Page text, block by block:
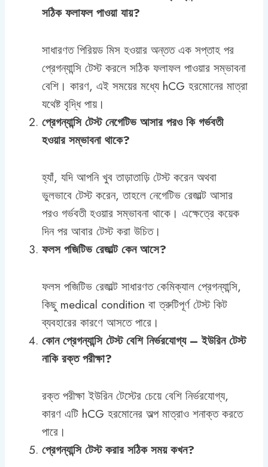
সঠিক ফলাফল পাওয়া যায়?
সাধারণত পিরিয়ড মিস হওয়ার অন্তত এক সপ্তাহ পর
প্রেগন্যান্সি টেস্ট করলে সঠিক ফলাফল পাওয়ার সম্ভাবনা
বেশি। কারণ, এই সময়ের মধ্যে hCG হরমোনের মাত্রা
যথেষ্ট বৃদ্ধি পায়।
প্রেগন্যান্সি টেস্ট নেগেটিভ আসার পরও কি গর্ভবতী
হওয়ার সম্ভাবনা থাকে?
হ্যাঁ, যদি আপনি খুব তাড়াতাড়ি টেস্ট করেন অথবা
ভুলভাবে টেস্ট করেন, তাহলে নেগেটিভ রেজাল্ট আসার
পরও গর্ভবতী হওয়ার সম্ভাবনা থাকে। এক্ষেত্রে কয়েক
দিন পর আবার টেস্ট করা উচিত।
ফলস পজিটিভ রেজাল্ট কেন আসে?
ফলস পজিটিভ রেজাল্ট সাধারণত কেমিক্যাল প্রেগন্যান্সি,
কিছু medical condition বা ত্রুটিপূর্ণ টেস্ট কিট
ব্যবহারের কারণে আসতে পারে।
কোন প্রেগন্যান্সি টেস্ট বেশি নির্ভরযোগ্য – ইউরিন টেস্ট
নাকি রক্ত পরীক্ষা?
রক্ত পরীক্ষা ইউরিন টেস্টের চেয়ে বেশি নির্ভরযোগ্য,
কারণ এটি hCG হরমোনের অল্প মাত্রাও শনাক্ত করতে
পারে।
প্রেগন্যান্সি টেস্ট করার সঠিক সময় কখন?